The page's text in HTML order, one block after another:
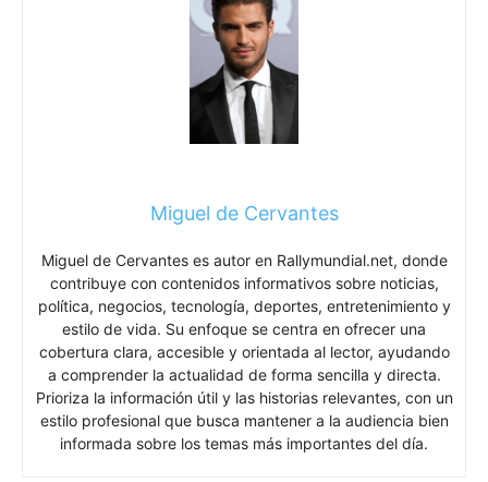
Miguel de Cervantes
Miguel de Cervantes es autor en Rallymundial.net, donde
contribuye con contenidos informativos sobre noticias,
política, negocios, tecnología, deportes, entretenimiento y
estilo de vida. Su enfoque se centra en ofrecer una
cobertura clara, accesible y orientada al lector, ayudando
a comprender la actualidad de forma sencilla y directa.
Prioriza la información útil y las historias relevantes, con un
estilo profesional que busca mantener a la audiencia bien
informada sobre los temas más importantes del día.